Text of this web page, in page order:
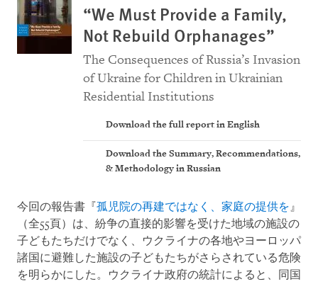
“We Must Provide a Family,
Not Rebuild Orphanages”
The Consequences of Russia’s Invasion
of Ukraine for Children in Ukrainian
Residential Institutions
Download the full report in English
Download the Summary, Recommendations,
& Methodology in Russian
今回の報告書『孤児院の再建ではなく、家庭の提供を』
（全55頁）は、紛争の直接的影響を受けた地域の施設の
子どもたちだけでなく、ウクライナの各地やヨーロッパ
諸国に避難した施設の子どもたちがさらされている危険
を明らかにした。ウクライナ政府の統計によると、同国